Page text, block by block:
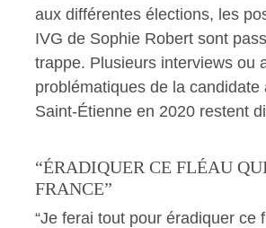
aux différentes élections, les
IVG de Sophie Robert sont
trappe. Plusieurs interviews ou
problématiques de la candidate
Saint-Étienne en 2020 restent
“ÉRADIQUER CE FLÉAU
FRANCE”
“Je ferai tout pour éradiquer ce